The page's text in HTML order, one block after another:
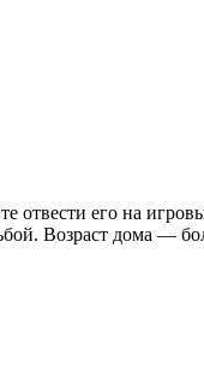
отвести его на
Возраст дома —